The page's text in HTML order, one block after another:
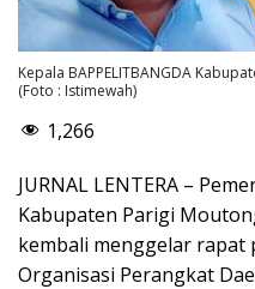
Kepala BAPPELITBANGDA
(Foto : Istimewah)
1,266
JURNAL LENTERA –
Kabupaten Parigi
kembali menggelar rapat
Organisasi Perangkat